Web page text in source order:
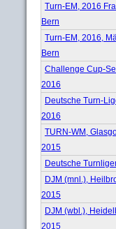
Turn-EM, 2016
Bern
Turn-EM, 2016,
Bern
Challenge Cup-
2016
Deutsche Turn-
2016
TURN-WM,
2015
Deutsche
DJM (mnl.),
2015
DJM (wbl.),
2015